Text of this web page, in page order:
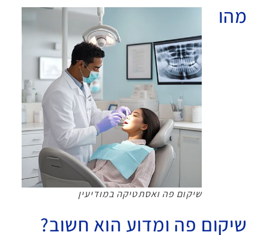
שיקום פה ואסתטיקה במודיעין
מהו
שיקום פה ומדוע הוא חשוב?